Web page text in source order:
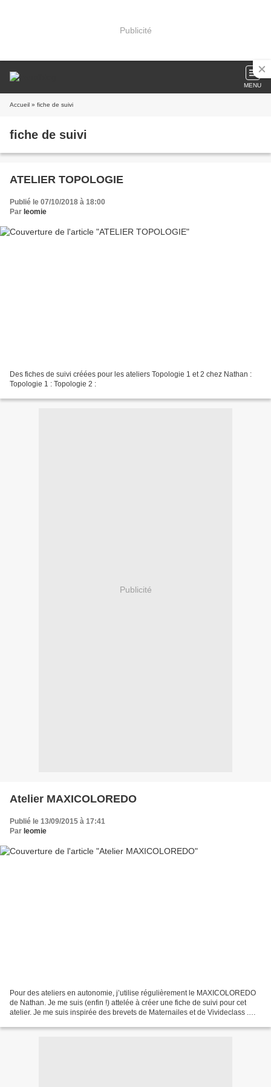
Publicité
MENU
Accueil » fiche de suivi
fiche de suivi
ATELIER TOPOLOGIE
Publié le 07/10/2018 à 18:00
Par leomie
Des fiches de suivi créées pour les ateliers Topologie 1 et 2 chez Nathan :
Topologie 1 : Topologie 2 :
Publicité
Atelier MAXICOLOREDO
Publié le 13/09/2015 à 17:41
Par leomie
Pour des ateliers en autonomie, j’utilise régulièrement le MAXICOLOREDO
de Nathan. Je me suis (enfin !) attelée à créer une fiche de suivi pour cet
atelier. Je me suis inspirée des brevets de Maternailes et de Vivideclass .